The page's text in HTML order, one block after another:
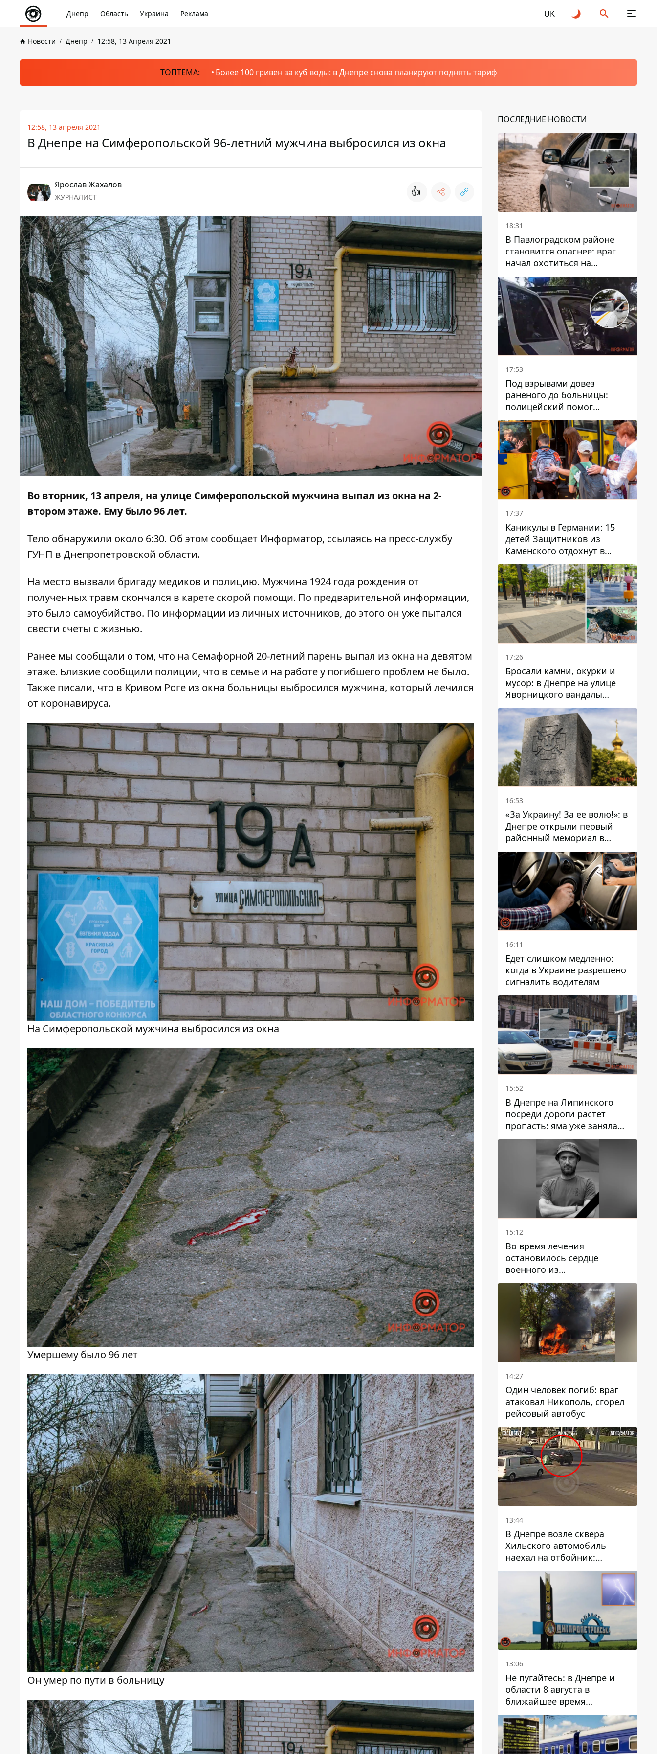
Днепр Область Украина Реклама UK
Новости Днепр 12:58, 13 Апреля 2021
ТОПТЕМА: Более 100 гривен за куб воды: в Днепре снова планируют поднять тариф
12:58, 13 апреля 2021
В Днепре на Симферопольской 96-летний мужчина выбросился из окна
Ярослав Жахалов
ЖУРНАЛИСТ 👍
Во вторник, 13 апреля, на улице Симферопольской мужчина выпал из окна на 2-
втором этаже. Ему было 96 лет.
Тело обнаружили около 6:30. Об этом сообщает Информатор, ссылаясь на пресс-службу
ГУНП в Днепропетровской области.
На место вызвали бригаду медиков и полицию. Мужчина 1924 года рождения от
полученных травм скончался в карете скорой помощи. По предварительной информации,
это было самоубийство. По информации из личных источников, до этого он уже пытался
свести счеты с жизнью.
Ранее мы сообщали о том, что на Семафорной 20-летний парень выпал из окна на девятом
этаже. Близкие сообщили полиции, что в семье и на работе у погибшего проблем не было.
Также писали, что в Кривом Роге из окна больницы выбросился мужчина, который лечился
от коронавируса.
На Симферопольской мужчина выбросился из окна
Умершему было 96 лет
Он умер по пути в больницу
ПОСЛЕДНИЕ НОВОСТИ
18:31
В Павлоградском районе
становится опаснее: враг
начал охотиться на
гражданский и военный
транспорт
17:53
Под взрывами довез
раненого до больницы:
полицейский помог
пострадавшему после атаки
на Каменский район
17:37
Каникулы в Германии: 15
детей Защитников из
Каменского отдохнут в
Вуппертале
17:26
Бросали камни, окурки и
мусор: в Днепре на улице
Яворницкого вандалы
повредили питьевые
фонтаны
16:53
«За Украину! За ее волю!»: в
Днепре открыли первый
районный мемориал в
честь погибших
Защитников
16:11
Едет слишком медленно:
когда в Украине разрешено
сигналить водителям
15:52
В Днепре на Липинского
посреди дороги растет
пропасть: яма уже заняла
полосу движения
15:12
Во время лечения
остановилось сердце
военного из
Днепропетровской области
Ростислава Лупашко
14:27
Один человек погиб: враг
атаковал Никополь, сгорел
рейсовый автобус
13:44
В Днепре возле сквера
Хильского автомобиль
наехал на отбойник:
момент происшествия
13:06
Не пугайтесь: в Днепре и
области 8 августа в
ближайшее время
ожидается гроза